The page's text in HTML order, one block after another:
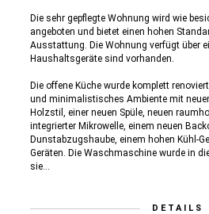
Die sehr gepflegte Wohnung wird wie
angeboten und bietet einen hohen
Ausstattung. Die Wohnung verfügt über
Haushaltsgeräte sind vorhanden.
Die offene Küche wurde komplett
und minimalistisches Ambiente mit
Holzstil, einer neuen Spüle, neuen
integrierter Mikrowelle, einem neuen
Dunstabzugshaube, einem hohen Kühl-
Geräten. Die Waschmaschine wurde in
sie...
DETAILS